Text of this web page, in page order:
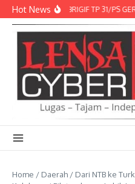
Lewati ke konten
Hot NewsDENMA BRIGIF TP 31/PS
Home / Daerah / Dari NTB ke